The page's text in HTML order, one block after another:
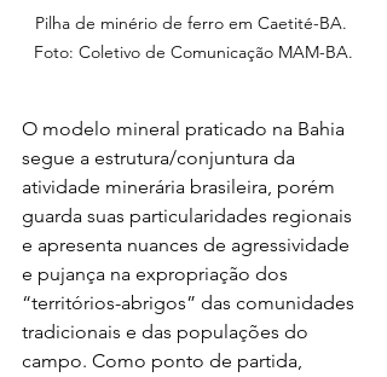
Pilha de minério de ferro em Caetité-BA.
Foto: Coletivo de Comunicação MAM-BA.
O modelo mineral praticado na Bahia
segue a estrutura/conjuntura da
atividade minerária brasileira, porém
guarda suas particularidades regionais
e apresenta nuances de agressividade
e pujança na expropriação dos
“territórios-abrigos” das comunidades
tradicionais e das populações do
campo. Como ponto de partida,